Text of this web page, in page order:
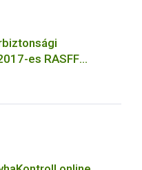
es RASFF